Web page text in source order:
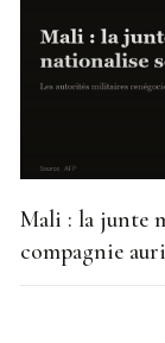
Mali : la junte
compagnie